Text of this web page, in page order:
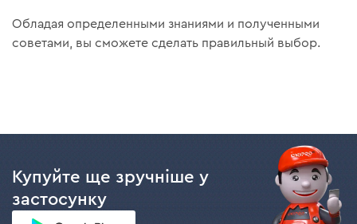
Обладая определенными знаниями и полученными
советами, вы сможете сделать правильный выбор.
Купуйте ще зручніше у
застосунку